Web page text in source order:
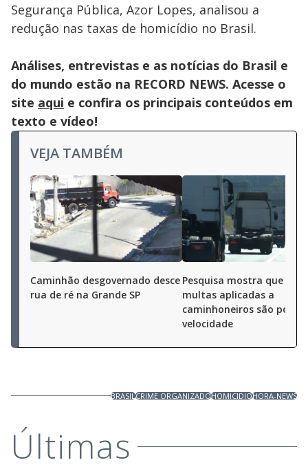
Segurança Pública, Azor Lopes, analisou a
redução nas taxas de homicídio no Brasil.
Análises, entrevistas e as notícias do Brasil e
do mundo estão na RECORD NEWS. Acesse o
site aqui e confira os principais conteúdos em
texto e vídeo!
VEJA TAMBÉM
Caminhão desgovernado desce
rua de ré na Grande SP
Pesquisa mostra que
multas aplicadas a
caminhoneiros são por
velocidade
BRASILCRIME ORGANIZADOHOMICIDIOHORA-NEWS
Últimas